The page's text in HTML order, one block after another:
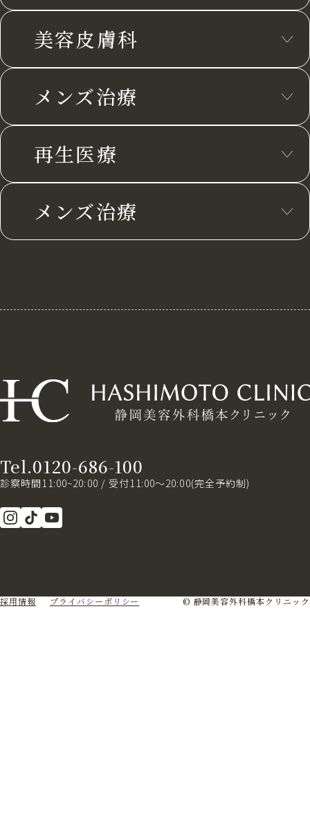
美容皮膚科
メンズ治療
再生医療
メンズ治療
Tel.0120-686-100
診察時間11:00~20:00 / 受付11:00～20:00(完全予約制)
採用情報 プライバシーポリシー © 静岡美容外科橋本クリニック